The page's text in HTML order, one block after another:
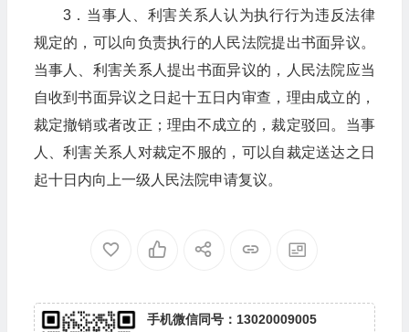
3．当事人、利害关系人认为执行行为违反法律
规定的，可以向负责执行的人民法院提出书面异议。
当事人、利害关系人提出书面异议的，人民法院应当
自收到书面异议之日起十五日内审查，理由成立的，
裁定撤销或者改正；理由不成立的，裁定驳回。当事
人、利害关系人对裁定不服的，可以自裁定送达之日
起十日内向上一级人民法院申请复议。
手机微信同号：13020009005